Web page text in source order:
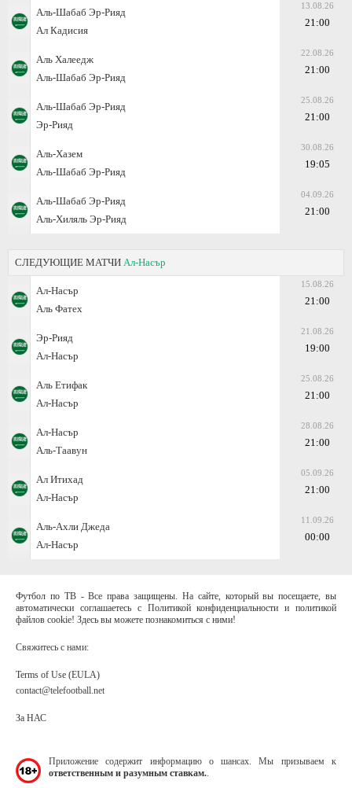
Аль-Шабаб Эр-Рияд
Ал Кадисия
13.08.26
21:00
Аль Халеедж
Аль-Шабаб Эр-Рияд
22.08.26
21:00
Аль-Шабаб Эр-Рияд
Эр-Рияд
25.08.26
21:00
Аль-Хазем
Аль-Шабаб Эр-Рияд
30.08.26
19:05
Аль-Шабаб Эр-Рияд
Аль-Хиляль Эр-Рияд
04.09.26
21:00
СЛЕДУЮЩИЕ МАТЧИ Ал-Насър
Ал-Насър
Аль Фатех
15.08.26
21:00
Эр-Рияд
Ал-Насър
21.08.26
19:00
Аль Етифак
Ал-Насър
25.08.26
21:00
Ал-Насър
Аль-Таавун
28.08.26
21:00
Ал Итихад
Ал-Насър
05.09.26
21:00
Аль-Ахли Джеда
Ал-Насър
11.09.26
00:00
Футбол по ТВ - Все права защищены. На сайте, который вы посещаете, вы
автоматически соглашаетесь с Политикой конфиденциальности и политикой
файлов cookie! Здесь вы можете познакомиться с ними!
Свяжитесь с нами:
Terms of Use (EULA)
contact@telefootball.net
За НАС
Приложение содержит информацию о шансах. Мы призываем к
ответственным и разумным ставкам.